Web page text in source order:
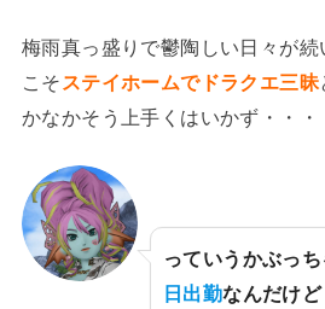
梅雨真っ盛りで鬱陶しい日々が
こそステイホームでドラクエ三昧
かなかそう上手くはいかず・・・
っていうかぶっ
日出勤なんだけど